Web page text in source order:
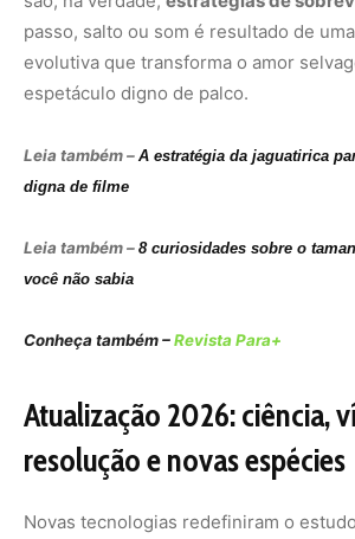
passo, salto ou som é resultado de
evolutiva que transforma o amor
espetáculo digno de palco.
Leia também – A estratégia da jaguatirica
digna de filme
Leia também – 8 curiosidades sobre o
você não sabia
Conheça também –Revista Para+
Atualização 2026: ciência,
resolução e novas espécies
Novas tecnologias redefiniram o